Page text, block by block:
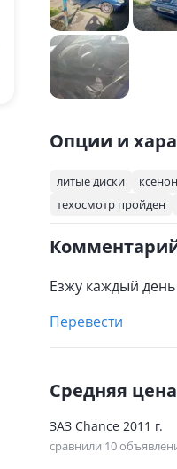
Опции и
литые диски ксенон
техосмотр пройден
Езжу каждый день
Перевести
Средняя
ЗАЗ Chance 2011 г.
сравнили 10